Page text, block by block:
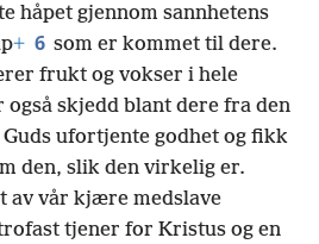
håpet gjennom sannhetens
+ 6 som er kommet til dere.
frukt og vokser i hele
også skjedd blant dere fra den
ufortjente godhet og fikk
den, slik den virkelig er.
av vår kjære medslave
tjener for Kristus og en